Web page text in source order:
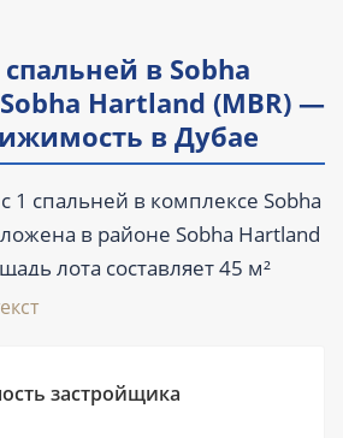
в Sobha
Hartland (MBR) —
в Дубае
1 спальней в комплексе Sobha
в районе Sobha Hartland
лота составляет 45 м²
1 санузел, балкон и
цена начинается от 829 000
сдан в III квартале 2022 года,
застройщика